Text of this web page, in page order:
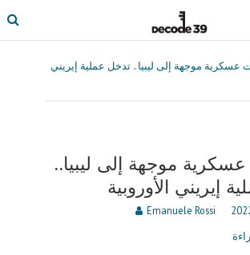
عسكرية موجهة إلى ليبيا.. تدخل عملية إيريني
موجهة إلى ليبيا..
إيريني الأوروبية
Emanuele Rossi